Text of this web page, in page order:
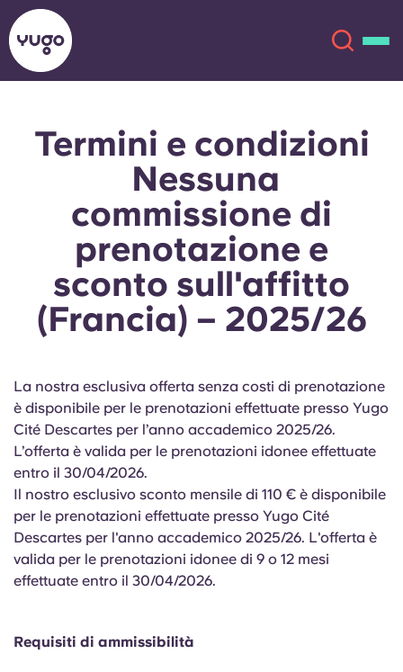
Chi siamo
English (GB)
English (US)
Chinese
Español
Seleziona un paese
Seleziona una città
Seleziona una residenza
Accedi
Prenota ora
English (GB)
English (US)
Català Deutsch
Italian French
Portuguese
Termini e condizioni
Nessuna
commissione di
prenotazione e
sconto sull'affitto
(Francia) – 2025/26
La nostra esclusiva offerta senza costi di prenotazione
è disponibile per le prenotazioni effettuate presso Yugo
Cité Descartes per l’anno accademico 2025/26.
L’offerta è valida per le prenotazioni idonee effettuate
entro il 30/04/2026.
Il nostro esclusivo sconto mensile di 110 € è disponibile
per le prenotazioni effettuate presso Yugo Cité
Descartes per l'anno accademico 2025/26. L'offerta è
valida per le prenotazioni idonee di 9 o 12 mesi
effettuate entro il 30/04/2026.
Requisiti di ammissibilità